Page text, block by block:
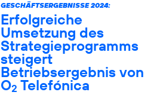
GESCHÄFTSERGEBNISSE 2024:
Erfolgreiche
Umsetzung des
Strategieprogramms
steigert
Betriebsergebnis von
O2 Telefónica